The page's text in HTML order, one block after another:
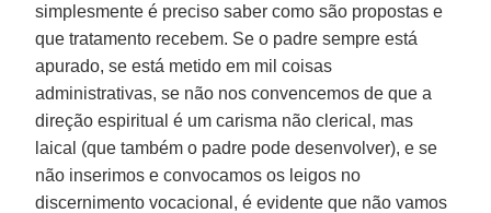
simplesmente é preciso saber como são propostas e
que tratamento recebem. Se o padre sempre está
apurado, se está metido em mil coisas
administrativas, se não nos convencemos de que a
direção espiritual é um carisma não clerical, mas
laical (que também o padre pode desenvolver), e se
não inserimos e convocamos os leigos no
discernimento vocacional, é evidente que não vamos